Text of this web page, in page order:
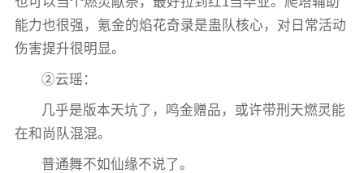
能力也很强，氪金的焰花奇录是蛊队核心，对日常活动
伤害提升很明显。
②云瑶：
几乎是版本天坑了，鸣金赠品，或许带刑天燃灵能
在和尚队混混。
普通舞不如仙缘不说了。